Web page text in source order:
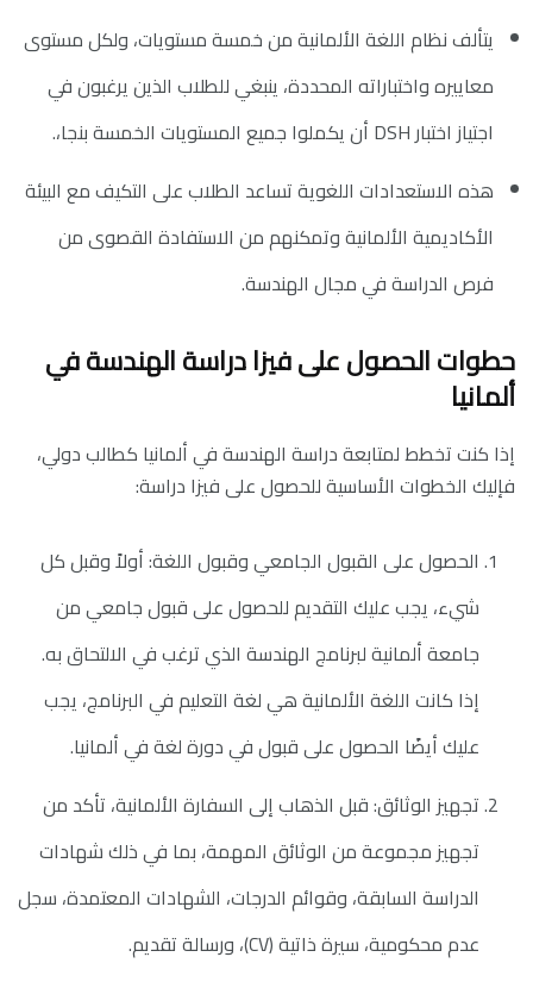
يتألف نظام اللغة الألمانية من خمسة مستويات، ولكل مستوى
معاييره واختباراته المحددة، ينبغي للطلاب الذين يرغبون في
اجتياز اختبار DSH أن يكملوا جميع المستويات الخمسة بنجا،.
هذه الاستعدادات اللغوية تساعد الطلاب على التكيف مع البيئة
الأكاديمية الألمانية وتمكنهم من الاستفادة القصوى من
فرص الدراسة في مجال الهندسة.
حطوات الحصول على فيزا دراسة الهندسة في
ألمانيا
إذا كنت تخطط لمتابعة دراسة الهندسة في ألمانيا كطالب دولي،
فإليك الخطوات الأساسية للحصول على فيزا دراسة:
الحصول على القبول الجامعي وقبول اللغة: أولاً وقبل كل
شيء، يجب عليك التقديم للحصول على قبول جامعي من
جامعة ألمانية لبرنامج الهندسة الذي ترغب في الالتحاق به.
إذا كانت اللغة الألمانية هي لغة التعليم في البرنامج، يجب
عليك أيضًا الحصول على قبول في دورة لغة في ألمانيا.
تجهيز الوثائق: قبل الذهاب إلى السفارة الألمانية، تأكد من
تجهيز مجموعة من الوثائق المهمة، بما في ذلك شهادات
الدراسة السابقة، وقوائم الدرجات، الشهادات المعتمدة، سجل
عدم محكومية، سيرة ذاتية (CV)، ورسالة تقديم.